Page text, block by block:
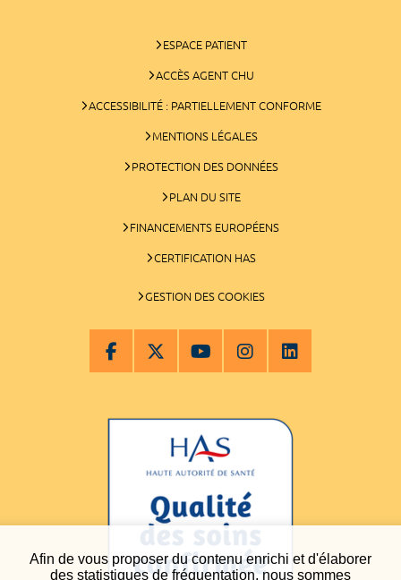
Afin de vous proposer du contenu enrichi et d'élaborer
des statistiques de fréquentation, nous sommes
ESPACE PATIENT
ACCÈS AGENT CHU
ACCESSIBILITÉ : PARTIELLEMENT CONFORME
MENTIONS LÉGALES
PROTECTION DES DONNÉES
PLAN DU SITE
FINANCEMENTS EUROPÉENS
CERTIFICATION HAS
GESTION DES COOKIES